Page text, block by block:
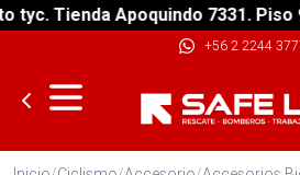
Tienda Apoquindo 7331. Piso 9.
+56 2 2244